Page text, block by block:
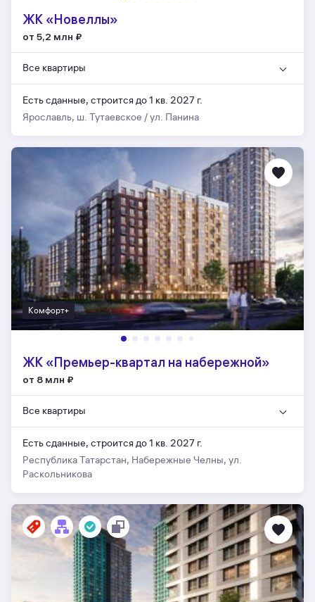
ЖК «Новеллы»
от 5,2 млн ₽
Все квартиры
Есть сданные, строится до 1 кв. 2027 г.
Ярославль, ш. Тутаевское / ул. Панина
Комфорт+
ЖК «Премьер-квартал на набережной»
от 8 млн ₽
Все квартиры
Есть сданные, строится до 1 кв. 2027 г.
Республика Татарстан, Набережные Челны, ул.
Раскольникова